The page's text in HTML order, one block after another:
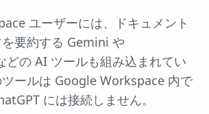
ユーザーには、ドキュメント
要約する Gemini や
の AI ツールも組み込まれてい
ツールは Google Workspace 内で
には接続しません。